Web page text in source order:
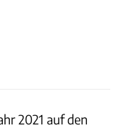
2021 auf den